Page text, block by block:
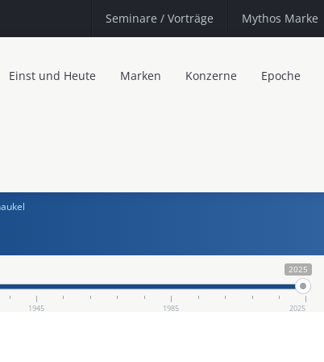
Seminare / Vorträge Mythos Marke
Einst und Heute Marken Konzerne Epoche
2025
1945 1985 2025